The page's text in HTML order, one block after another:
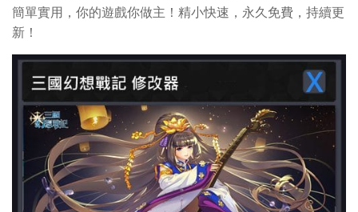
簡單實用，你的遊戲你做主！精小快速，永久免費，持續更
新！